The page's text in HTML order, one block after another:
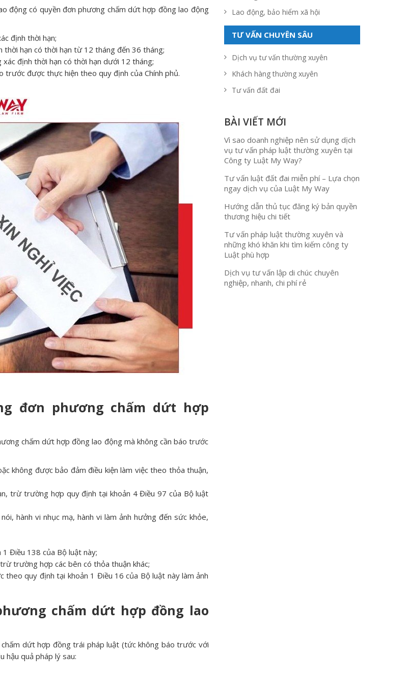
động có quyền đơn phương chấm dứt hợp đồng lao động
định thời hạn;
hạn có thời hạn từ 12 tháng đến 36 tháng;
định thời hạn có thời hạn dưới 12 tháng;
được thực hiện theo quy định của Chính phủ.
đơn phương chấm dứt hợp
chấm dứt hợp đồng lao động mà không cần báo trước
không được bảo đảm điều kiện làm việc theo thỏa thuận,
trừ trường hợp quy định tại khoản 4 Điều 97 của Bộ luật
hành vi nhục mạ, hành vi làm ảnh hưởng đến sức khỏe,
Điều 138 của Bộ luật này;
trường hợp các bên có thỏa thuận khác;
quy định tại khoản 1 Điều 16 của Bộ luật này làm ảnh
chấm dứt hợp đồng lao
dứt hợp đồng trái pháp luật (tức không báo trước với
hậu quả pháp lý sau:
Lao động, bảo hiểm xã hội
TƯ VẤN CHUYÊN SÂU
Dịch vụ tư vấn thường xuyên
Khách hàng thường xuyên
Tư vấn đất đai
BÀI VIẾT MỚI
Vì sao doanh nghiệp nên sử dụng dịch
vụ tư vấn pháp luật thường xuyên tại
Công ty Luật My Way?
Tư vấn luật đất đai miễn phí – Lựa chọn
ngay dịch vụ của Luật My Way
Hướng dẫn thủ tục đăng ký bản quyền
thương hiệu chi tiết
Tư vấn pháp luật thường xuyên và
những khó khăn khi tìm kiếm công ty
Luật phù hợp
Dịch vụ tư vấn lập di chúc chuyên
nghiệp, nhanh, chi phí rẻ